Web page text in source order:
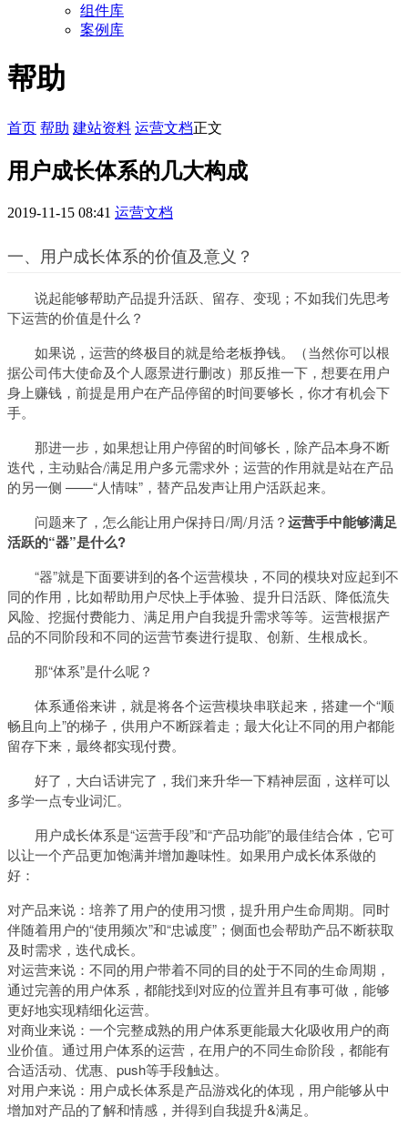
组件库
案例库
帮助
首页 帮助 建站资料 运营文档正文
用户成长体系的几大构成
2019-11-15 08:41 运营文档
一、用户成长体系的价值及意义？
说起能够帮助产品提升活跃、留存、变现；不如我们先思考
下运营的价值是什么？
如果说，运营的终极目的就是给老板挣钱。（当然你可以根
据公司伟大使命及个人愿景进行删改）那反推一下，想要在用户
身上赚钱，前提是用户在产品停留的时间要够长，你才有机会下
手。
那进一步，如果想让用户停留的时间够长，除产品本身不断
迭代，主动贴合/满足用户多元需求外；运营的作用就是站在产品
的另一侧 ——“人情味”，替产品发声让用户活跃起来。
问题来了，怎么能让用户保持日/周/月活？运营手中能够满足
活跃的“器”是什么?
“器”就是下面要讲到的各个运营模块，不同的模块对应起到不
同的作用，比如帮助用户尽快上手体验、提升日活跃、降低流失
风险、挖掘付费能力、满足用户自我提升需求等等。运营根据产
品的不同阶段和不同的运营节奏进行提取、创新、生根成长。
那“体系”是什么呢？
体系通俗来讲，就是将各个运营模块串联起来，搭建一个“顺
畅且向上”的梯子，供用户不断踩着走；最大化让不同的用户都能
留存下来，最终都实现付费。
好了，大白话讲完了，我们来升华一下精神层面，这样可以
多学一点专业词汇。
用户成长体系是“运营手段”和“产品功能”的最佳结合体，它可
以让一个产品更加饱满并增加趣味性。如果用户成长体系做的
好：
对产品来说：培养了用户的使用习惯，提升用户生命周期。同时
伴随着用户的“使用频次”和“忠诚度”；侧面也会帮助产品不断获取
及时需求，迭代成长。
对运营来说：不同的用户带着不同的目的处于不同的生命周期，
通过完善的用户体系，都能找到对应的位置并且有事可做，能够
更好地实现精细化运营。
对商业来说：一个完整成熟的用户体系更能最大化吸收用户的商
业价值。通过用户体系的运营，在用户的不同生命阶段，都能有
合适活动、优惠、push等手段触达。
对用户来说：用户成长体系是产品游戏化的体现，用户能够从中
增加对产品的了解和情感，并得到自我提升&满足。